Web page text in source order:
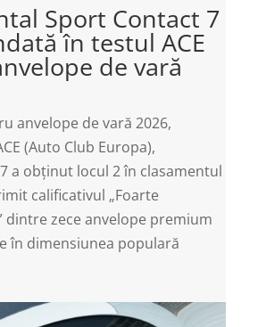
Sport Contact 7
în testul ACE
de vară
anvelope de vară 2026,
(Auto Club Europa),
a obținut locul 2 în clasamentul
calificativul „Foarte
dintre zece anvelope premium
în dimensiunea populară